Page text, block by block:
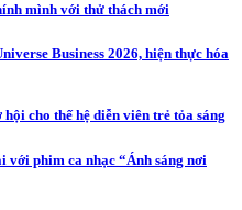
mình với thử thách mới
Business 2026, hiện thực hóa
cho thế hệ diễn viên trẻ tỏa sáng
phim ca nhạc “Ánh sáng nơi